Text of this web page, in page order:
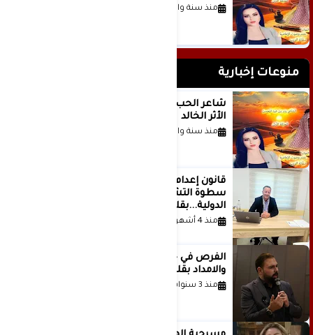
منذ سنة واحدة
منوعات إخبارية
الأثر الخالد
منذ سنة واحدة
قانون إعدام الأسرى الفلسطينيين: بين
سطوة التشريع وانهيار منظومة العدالة
الدولية...بقلم الدكتور وسيم وني
منذ 4 أشهر
والامداد بقلم د. عبادة دعدوش
منذ 3 سنوات